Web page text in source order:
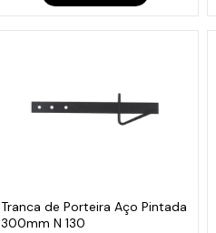
Tranca de Porteira Aço Pintada
300mm N 130